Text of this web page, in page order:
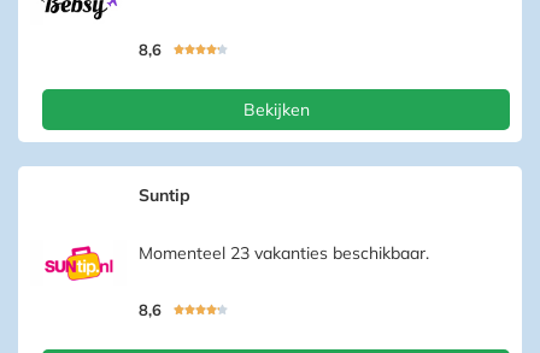
8,6 
Bekijken
Suntip
Momenteel 23 vakanties beschikbaar.
8,6 